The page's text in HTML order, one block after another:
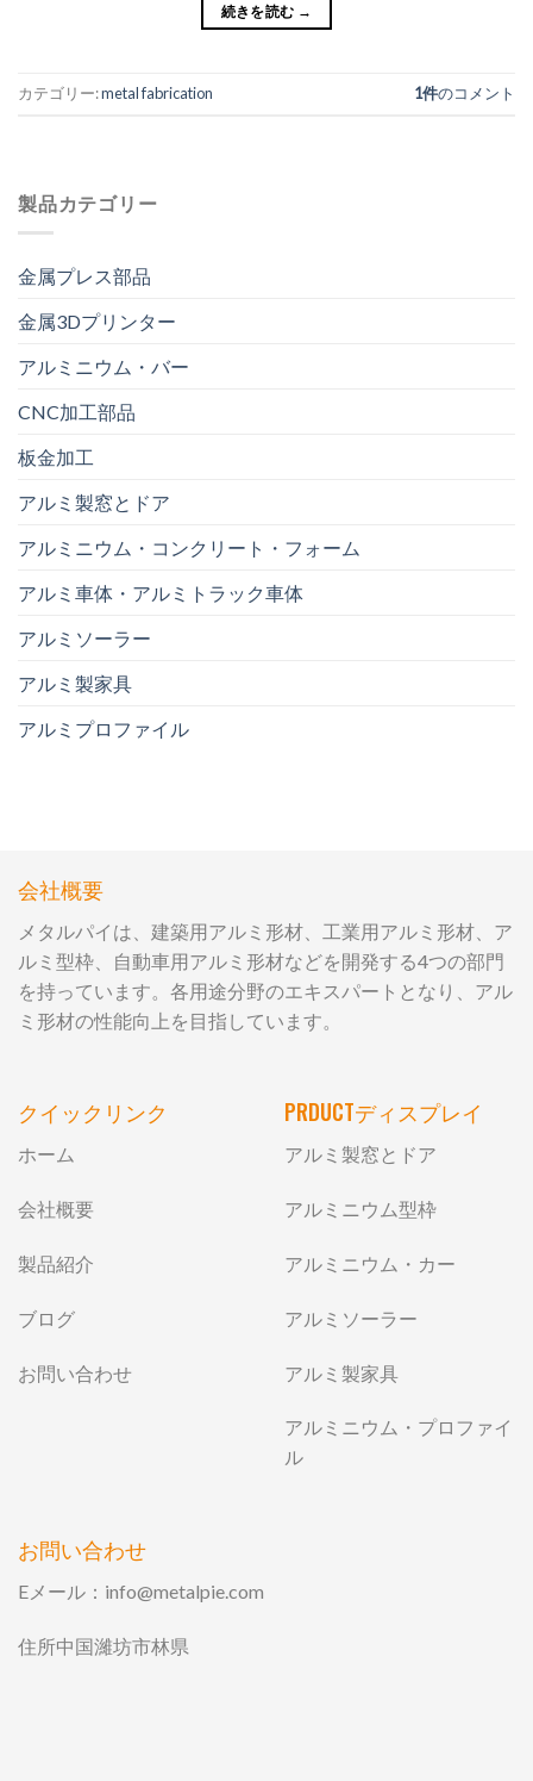
続きを読む →
カテゴリー:metal fabrication 1件のコメント
製品カテゴリー
金属プレス部品
金属3Dプリンター
アルミニウム・バー
CNC加工部品
板金加工
アルミ製窓とドア
アルミニウム・コンクリート・フォーム
アルミ車体・アルミトラック車体
アルミソーラー
アルミ製家具
アルミプロファイル
会社概要
メタルパイは、建築用アルミ形材、工業用アルミ形材、ア
ルミ型枠、自動車用アルミ形材などを開発する4つの部門
を持っています。各用途分野のエキスパートとなり、アル
ミ形材の性能向上を目指しています。
クイックリンク
ホーム
会社概要
製品紹介
ブログ
お問い合わせ
PRDUCTディスプレイ
アルミ製窓とドア
アルミニウム型枠
アルミニウム・カー
アルミソーラー
アルミ製家具
アルミニウム・プロファイ
ル
お問い合わせ
Eメール： info@metalpie.com
住所中国濰坊市林県